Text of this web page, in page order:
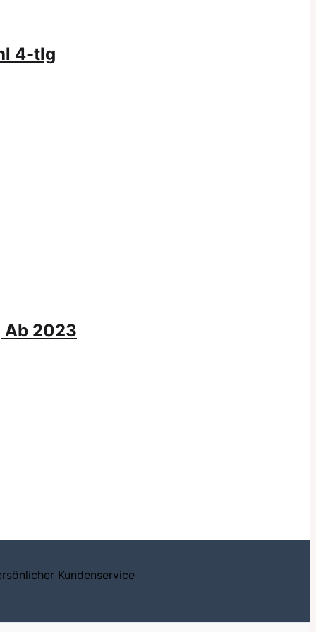
4-tlg
Ab 2023
Kundenservice